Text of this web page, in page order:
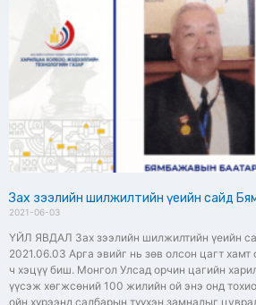
Зах зээлийн шилжилтийн үеийн сайд
2021-06-03
ҮЙЛ ЯВДАЛ Зах зээлийн шилжилтийн үеийн
2021.06.03 Арга эвийг нь зөв олсон цагт
ч хэцүү биш. Монгол Улсад орчин цагийн
үүсэж хөгжсөний 100 жилийн ой энэ онд
ойн хүрээнд салбарын түүхэн замналыг